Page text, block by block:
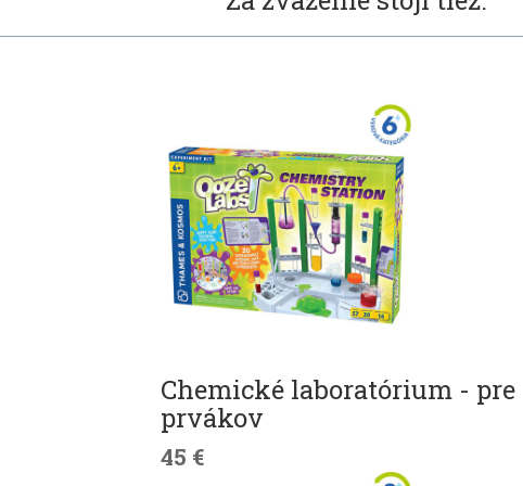
Chemické laboratórium - pre
prvákov
45 €